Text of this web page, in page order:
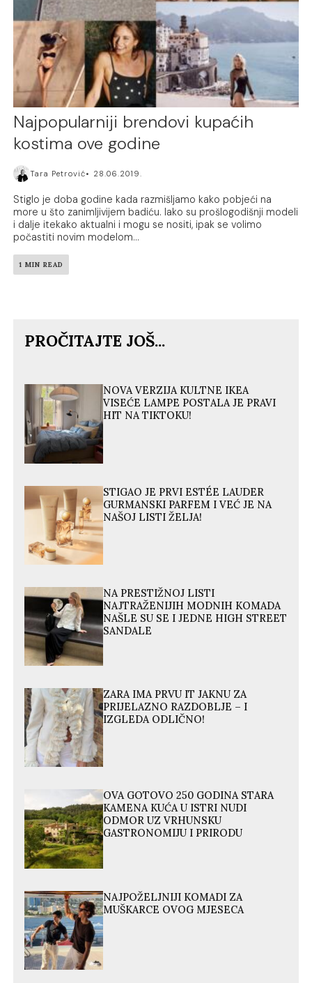
Najpopularniji brendovi kupaćih
kostima ove godine
Tara Petrović 28.06.2019.
Stiglo je doba godine kada razmišljamo kako pobjeći na
more u što zanimljivijem badiću. Iako su prošlogodišnji modeli
i dalje itekako aktualni i mogu se nositi, ipak se volimo
počastiti novim modelom...
1 MIN READ
PROČITAJTE JOŠ...
NOVA VERZIJA KULTNE IKEA
VISEĆE LAMPE POSTALA JE PRAVI
HIT NA TIKTOKU!
STIGAO JE PRVI ESTÉE LAUDER
GURMANSKI PARFEM I VEĆ JE NA
NAŠOJ LISTI ŽELJA!
NA PRESTIŽNOJ LISTI
NAJTRAŽENIJIH MODNIH KOMADA
NAŠLE SU SE I JEDNE HIGH STREET
SANDALE
ZARA IMA PRVU IT JAKNU ZA
PRIJELAZNO RAZDOBLJE – I
IZGLEDA ODLIČNO!
OVA GOTOVO 250 GODINA STARA
KAMENA KUĆA U ISTRI NUDI
ODMOR UZ VRHUNSKU
GASTRONOMIJU I PRIRODU
NAJPOŽELJNIJI KOMADI ZA
MUŠKARCE OVOG MJESECA